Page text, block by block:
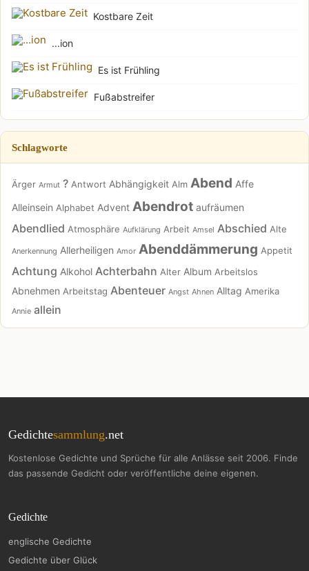
Kostbare Zeit
...ion
Es ist Frühling
Fußabstreifer
Schlagworte
Ärger Armut ? Antwort Abhängigkeit Alm Abend Affe
Alleinsein Alphabet Advent Abendrot aufräumen
Abendlied Atmosphäre Aufklärung Arbeit Amsel Abschied Alte
Anerkennung Allerheiligen Amor Abenddämmerung Appetit
Achtung Alkohol Achterbahn Alter Album Arbeitslos
Abnehmen Arbeitstag Abenteuer Angst Ahnen Alltag Amerika
Annie allein
Gedichtesammlung.net
Kostenlose Gedichte und Sprüche für alle Anlässe seit 2006. Finde
das passende Gedicht oder veröffentliche deine eigenen.
Gedichte
englische Gedichte
Gedichte über Glück